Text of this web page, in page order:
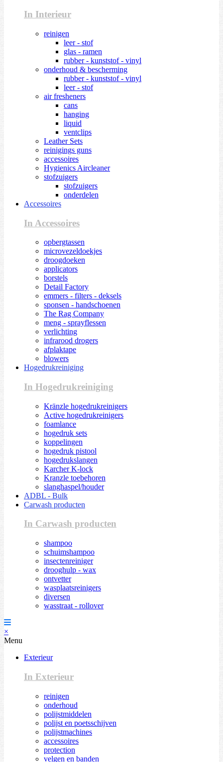
In Interieur
reinigen
leer - stof
glas - ramen
rubber - kunststof - vinyl
onderhoud & bescherming
rubber - kunststof - vinyl
leer - stof
air fresheners
cans
hanging
liquid
ventclips
Leather Sets
reinigings guns
accessoires
Hygienics Aircleaner
stofzuigers
stofzuigers
onderdelen
Accessoires
In Accessoires
opbergtassen
microvezeldoekjes
droogdoeken
applicators
borstels
Detail Factory
emmers - filters - deksels
sponsen - handschoenen
The Rag Company
meng - sprayflessen
verlichting
infrarood drogers
afplaktape
blowers
Hogedrukreiniging
In Hogedrukreiniging
Kränzle hogedrukreinigers
Active hogedrukreinigers
foamlance
hogedruk sets
koppelingen
hogedruk pistool
hogedrukslangen
Karcher K-lock
Kranzle toebehoren
slanghaspel/houder
ADBL - Bulk
Carwash producten
In Carwash producten
shampoo
schuimshampoo
insectenreiniger
drooghulp - wax
ontvetter
wasplaatsreinigers
diversen
wasstraat - rollover
×
Menu
Exterieur
In Exterieur
reinigen
onderhoud
polijstmiddelen
polijst en poetsschijven
polijstmachines
accessoires
protection
velgen en banden